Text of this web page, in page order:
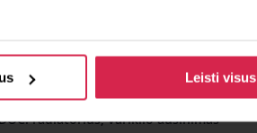
Leisti visus
pusės
radiatorius, variklio aušinimas